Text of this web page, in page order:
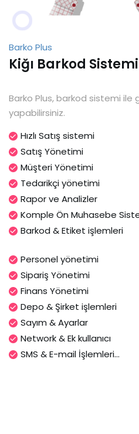
Barko Plus
Kiğı Barkod Sistemi
Barko Plus, barkod sistemi ile
yapabilirsiniz.
Hızlı Satış sistemi
Satış Yönetimi
Müşteri Yönetimi
Tedarikçi yönetimi
Rapor ve Analizler
Komple Ön Muhasebe
Barkod & Etiket işlemleri
Personel yönetimi
Sipariş Yönetimi
Finans Yönetimi
Depo & Şirket işlemleri
Sayım & Ayarlar
Network & Ek kullanıcı
SMS & E-mail İşlemleri...